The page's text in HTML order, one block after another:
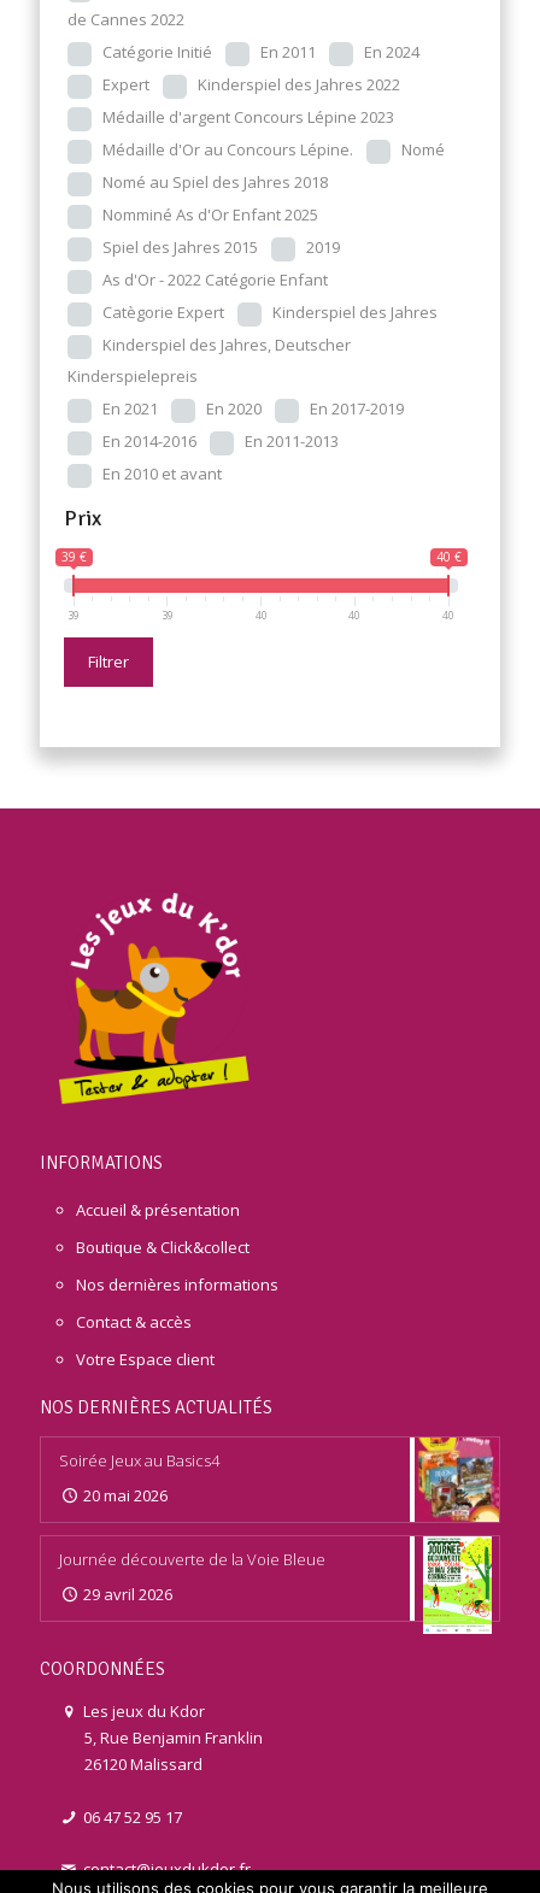
de Cannes 2022
Catégorie Initié
En 2011
En 2024
Expert
Kinderspiel des Jahres 2022
Médaille d'argent Concours Lépine 2023
Médaille d'Or au Concours Lépine.
Nomé
Nomé au Spiel des Jahres 2018
Nomminé As d'Or Enfant 2025
Spiel des Jahres 2015
2019
As d'Or - 2022 Catégorie Enfant
Catègorie Expert
Kinderspiel des Jahres
Kinderspiel des Jahres, Deutscher
Kinderspielepreis
En 2021
En 2020
En 2017-2019
En 2014-2016
En 2011-2013
En 2010 et avant
Prix
39 € 40 €
39 39 40 40 40
Filtrer
INFORMATIONS
Accueil & présentation
Boutique & Click&collect
Nos dernières informations
Contact & accès
Votre Espace client
NOS DERNIÈRES ACTUALITÉS
Soirée Jeux au Basics4
20 mai 2026
Journée découverte de la Voie Bleue
29 avril 2026
COORDONNÉES
Les jeux du Kdor
5, Rue Benjamin Franklin
26120 Malissard
06 47 52 95 17
contact@jeuxdukdor.fr
Nous utilisons des cookies pour vous garantir la meilleure